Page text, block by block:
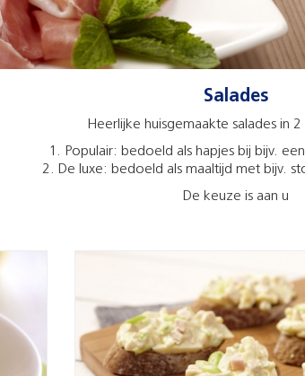
Salades
Heerlijke huisgemaakte salades in
1. Populair: bedoeld als hapjes bij bijv.
2. De luxe: bedoeld als maaltijd met bijv.
De keuze is aan u